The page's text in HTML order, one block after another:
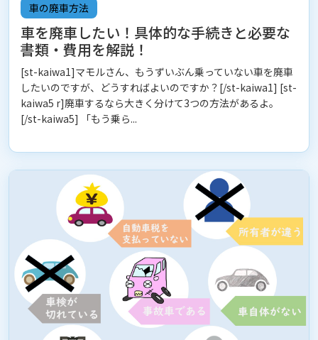
車の廃車方法
車を廃車したい！具体的な手続きと必要な
書類・費用を解説！
[st-kaiwa1]マモルさん、もうずいぶん乗っていない車を廃車
したいのですが、どうすればよいのですか？[/st-kaiwa1] [st-
kaiwa5 r]廃車するなら大きく分けて3つの方法があるよ。
[/st-kaiwa5] 「もう乗ら...